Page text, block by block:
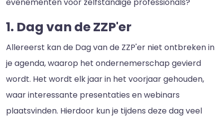
1. Dag van de ZZP'er
Allereerst kan de Dag van de ZZP'er niet ontbreken in
je agenda, waarop het ondernemerschap gevierd
wordt. Het wordt elk jaar in het voorjaar gehouden,
waar interessante presentaties en webinars
plaatsvinden. Hierdoor kun je tijdens deze dag veel